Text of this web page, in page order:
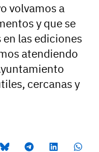
volvamos a
y que se
las ediciones
atendiendo
cercanas y